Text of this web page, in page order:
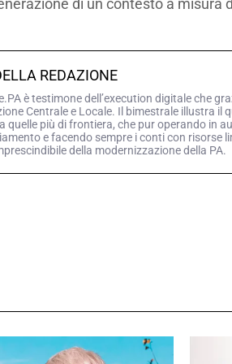
di un contesto a misura
REDAZIONE
è testimone dell’execution digitale che
Centrale e Locale. Il bimestrale illustra il
quelle più di frontiera, che pur operando in
e facendo sempre i conti con risorse
della modernizzazione della PA.